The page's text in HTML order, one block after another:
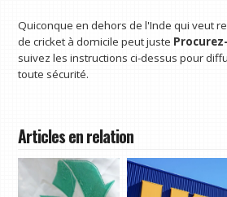
Quiconque en dehors de l'Inde qui veut
de cricket à domicile peut juste
suivez les instructions ci-dessus pour
toute sécurité.
Articles en relation